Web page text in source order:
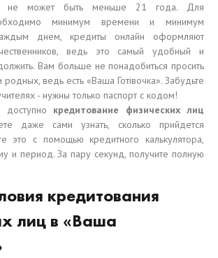
не может быть меньше 21 года. Для
минимум времени и минимум
днем, кредиты онлайн оформляют
ведь это самый удобный и
Вам больше не понадобиться просить
ведь есть «Ваша Готівочка». Забудьте
- нужны только паспорт с кодом!
доступно кредитование физических лиц
даже сами узнать, сколько прийдется
это с помощью кредитного калькулятора,
и период. За пару секунд, получите полную
кредитования
лиц в «Ваша